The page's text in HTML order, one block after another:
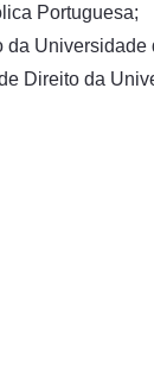
Portuguesa;
da Universidade
Direito da